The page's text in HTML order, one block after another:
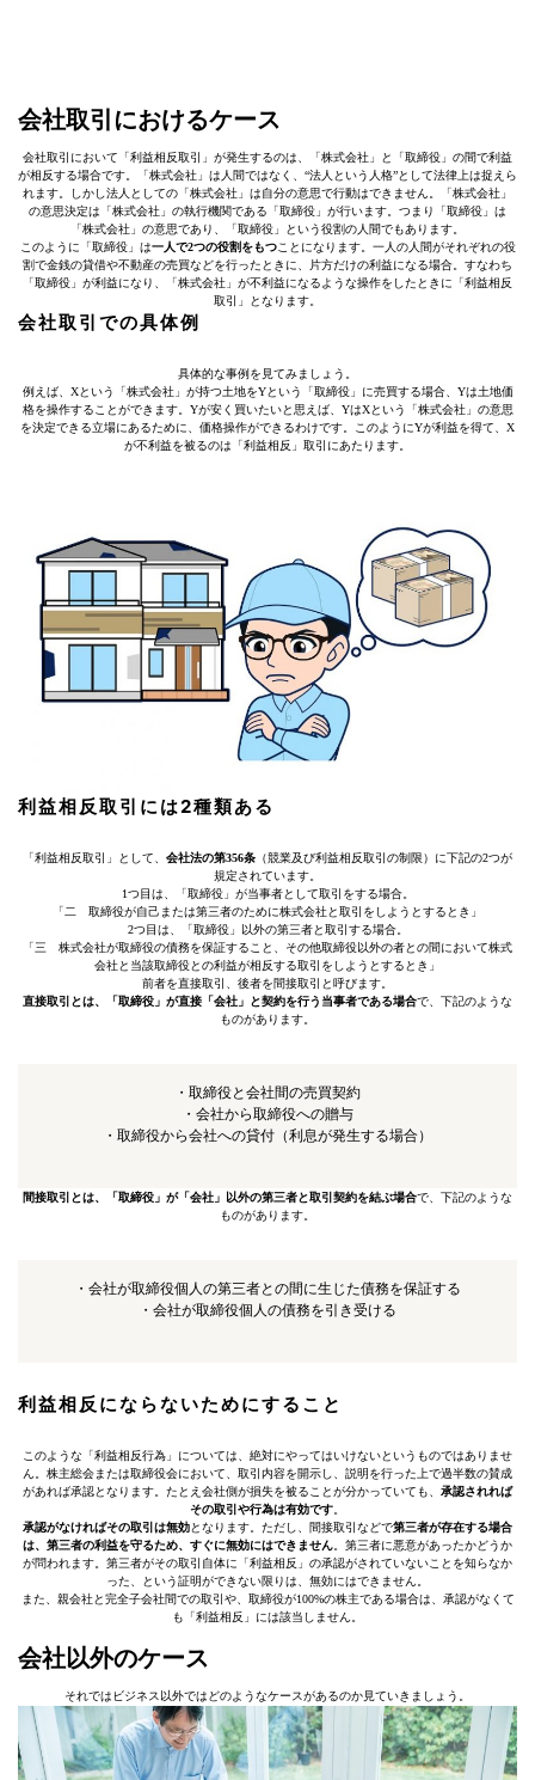
会社取引におけるケース
会社取引において「利益相反取引」が発生するのは、「株式会社」と「取締役」の間で利益
が相反する場合です。「株式会社」は人間ではなく、“法人という人格”として法律上は捉えら
れます。しかし法人としての「株式会社」は自分の意思で行動はできません。「株式会社」
の意思決定は「株式会社」の執行機関である「取締役」が行います。つまり「取締役」は
「株式会社」の意思であり、「取締役」という役割の人間でもあります。
このように「取締役」は一人で2つの役割をもつことになります。一人の人間がそれぞれの役
割で金銭の貸借や不動産の売買などを行ったときに、片方だけの利益になる場合。すなわち
「取締役」が利益になり、「株式会社」が不利益になるような操作をしたときに「利益相反
取引」となります。
会社取引での具体例
具体的な事例を見てみましょう。
例えば、Xという「株式会社」が持つ土地をYという「取締役」に売買する場合、Yは土地価
格を操作することができます。Yが安く買いたいと思えば、YはXという「株式会社」の意思
を決定できる立場にあるために、価格操作ができるわけです。このようにYが利益を得て、X
が不利益を被るのは「利益相反」取引にあたります。
利益相反取引には2種類ある
「利益相反取引」として、 会社法の第356条 （競業及び利益相反取引の制限）に下記の2つが
規定されています。
1つ目は、「取締役」が当事者として取引をする場合。
「二 取締役が自己または第三者のために株式会社と取引をしようとするとき」
2つ目は、「取締役」以外の第三者と取引する場合。
「三 株式会社が取締役の債務を保証すること、その他取締役以外の者との間において株式
会社と当該取締役との利益が相反する取引をしようとするとき」
前者を直接取引、後者を間接取引と呼びます。
直接取引とは、「取締役」が直接「会社」と契約を行う当事者である場合で、下記のような
ものがあります。
・取締役と会社間の売買契約
・会社から取締役への贈与
・取締役から会社への貸付（利息が発生する場合）
間接取引とは、「取締役」が「会社」以外の第三者と取引契約を結ぶ場合で、下記のような
ものがあります。
・会社が取締役個人の第三者との間に生じた債務を保証する
・会社が取締役個人の債務を引き受ける
利益相反にならないためにすること
このような「利益相反行為」については、絶対にやってはいけないというものではありませ
ん。株主総会または取締役会において、取引内容を開示し、説明を行った上で過半数の賛成
があれば承認となります。たとえ会社側が損失を被ることが分かっていても、 承認されれば
その取引や行為は有効です
承認がなければその取引は無効となります。ただし、間接取引などで第三者が存在する場合
は、第三者の利益を守るため、すぐに無効にはできません 。第三者に悪意があったかどうか
が問われます。第三者がその取引自体に「利益相反」の承認がされていないことを知らなか
った、という証明ができない限りは、無効にはできません。
また、親会社と完全子会社間での取引や、取締役が100%の株主である場合は、承認がなくて
も「利益相反」には該当しません。
会社以外のケース
それではビジネス以外ではどのようなケースがあるのか見ていきましょう。